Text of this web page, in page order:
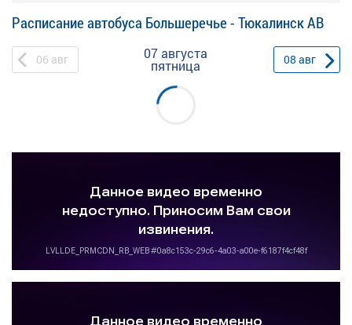
Расписание автобуса Большеречье - Тюкалинск АВ
06 авг 07 августа
пятница 08 авг